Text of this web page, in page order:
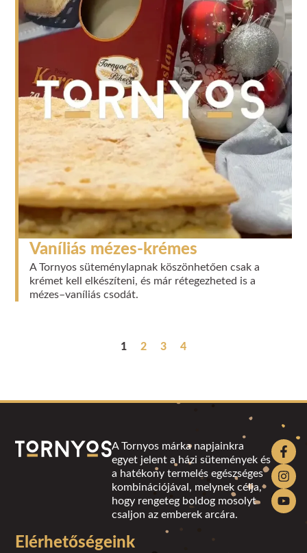
Vaníliás mézes-krémes
A Tornyos süteménylapnak köszönhetően csak a
krémet kell elkészíteni, és már rétegezheted is a
mézes–vaníliás csodát.
1 2 3 4
A Tornyos márka napjainkra
egyet jelent a házi sütemények és
a hatékony termelés egészséges
kombinációjával, melynek célja,
hogy rengeteg boldog mosolyt
csaljon az emberek arcára.
Elérhetőségeink